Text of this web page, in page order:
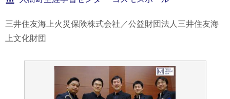
三井住友海上火災保険株式会社／公益財団法人三井住友海
上文化財団